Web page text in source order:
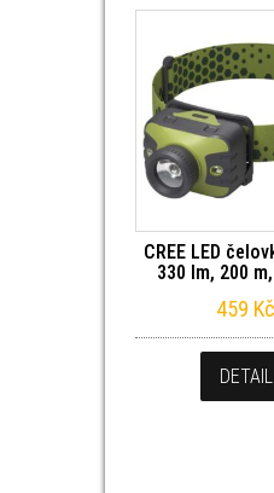
CREE LED
330 lm, 200
459 Kč
DETAIL